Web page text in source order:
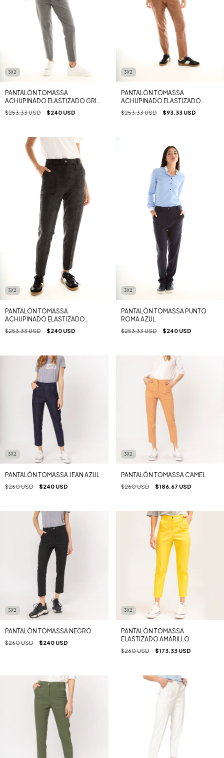
3X2
PANTALÓN TOMASSA
ACHUPINADO ELASTIZADO GRIS
TOPO
$253.33 USD $240 USD
3X2
PANTALÓN TOMASSA
ACHUPINADO ELASTIZADO
CUERO SUEDE HABANO
$253.33 USD $93.33 USD
3X2
PANTALÓN TOMASSA
ACHUPINADO ELASTIZADO
CUERO SUEDE NEGRO
$253.33 USD $240 USD
3X2
PANTALÓN TOMASSA PUNTO
ROMA AZUL
$253.33 USD $240 USD
3X2
PANTALÓN TOMASSA JEAN AZUL
$260 USD $240 USD
3X2
PANTALÓN TOMASSA CAMEL
$260 USD $186.67 USD
3X2
PANTALÓN TOMASSA NEGRO
$260 USD $240 USD
3X2
PANTALÓN TOMASSA
ELASTIZADO AMARILLO
$260 USD $173.33 USD